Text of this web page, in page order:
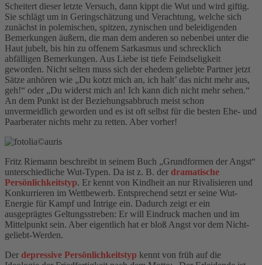
Scheitert dieser letzte Versuch, dann kippt die Wut und wird giftig.
Sie schlägt um in Geringschätzung und Verachtung, welche sich
zunächst in polemischen, spitzen, zynischen und beleidigenden
Bemerkungen äußern, die man dem anderen so nebenbei unter die
Haut jubelt, bis hin zu offenem Sarkasmus und schrecklich
abfälligen Bemerkungen. Aus Liebe ist tiefe Feindseligkeit
geworden. Nicht selten muss sich der ehedem geliebte Partner jetzt
Sätze anhören wie „Du kotzt mich an, ich halt’ das nicht mehr aus,
geh!“ oder „Du widerst mich an! Ich kann dich nicht mehr sehen.“
An dem Punkt ist der Beziehungsabbruch meist schon
unvermeidlich geworden und es ist oft selbst für die besten Ehe- und
Paarberater nichts mehr zu retten. Aber vorher!
Fritz Riemann beschreibt in seinem Buch „Grundformen der Angst“
unterschiedliche Wut-Typen. Da ist z. B. der dramatische
Persönlichkeitstyp. Er kennt von Kindheit an nur Rivalisieren und
Konkurrieren im Wettbewerb. Entsprechend setzt er seine Wut-
Energie für Kampf und Intrige ein. Dadurch zeigt er ein
ausgeprägtes Geltungsstreben: Er will Eindruck machen und im
Mittelpunkt sein. Aber eigentlich hat er bloß Angst vor dem Nicht-
geliebt-Werden.
Der depressive Persönlichkeitstyp kennt von früh auf die